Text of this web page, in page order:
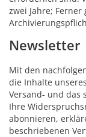
zwei Jahre;
Newsletter
Mit den
die Inhalte
Versand- und das
Ihre
abonnieren,
beschriebenen